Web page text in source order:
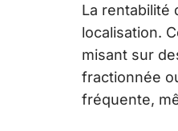
La rentabilité
localisation.
misant sur
fractionnée
fréquente,